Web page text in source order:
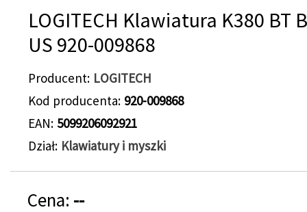
LOGITECH Klawiatura K380 BT
US 920-009868
Producent LOGITECH
Kod producenta 920-009868
EAN 5099206092921
Dział Klawiatury i myszki
Cena: --